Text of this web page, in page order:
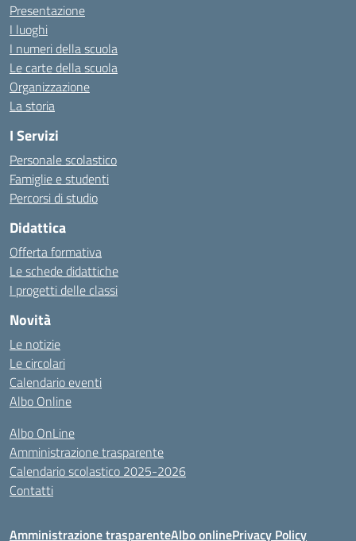
Presentazione
I luoghi
I numeri della scuola
Le carte della scuola
Organizzazione
La storia
I Servizi
Personale scolastico
Famiglie e studenti
Percorsi di studio
Didattica
Offerta formativa
Le schede didattiche
I progetti delle classi
Novità
Le notizie
Le circolari
Calendario eventi
Albo Online
Albo OnLine
Amministrazione trasparente
Calendario scolastico 2025-2026
Contatti
Amministrazione trasparenteAlbo onlinePrivacy Policy